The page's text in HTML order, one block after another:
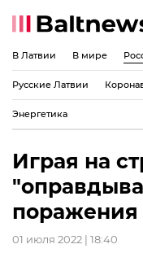
В Латвии В мире
Русские Латвии
Энергетика
Играя на
поражения
01 июля 2022 | 18:40